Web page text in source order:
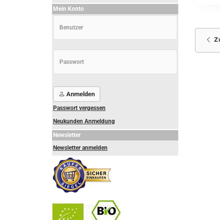
Mein Konto
Anmelden
Passwort vergessen
Neukunden Anmeldung
Newsletter
Newsletter anmelden